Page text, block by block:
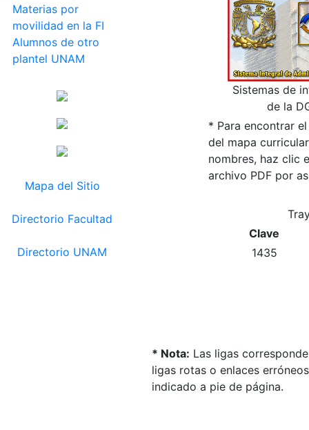
Materias por
movilidad en la FI
Alumnos de otro
plantel UNAM
Mapa del Sitio
Directorio Facultad
Directorio UNAM
Sistemas de
de la
* Para encontrar
del mapa
nombres, haz clic
archivo PDF por
Clave
1435
* Nota: Las ligas
ligas rotas o enlaces
indicado a pie de página.